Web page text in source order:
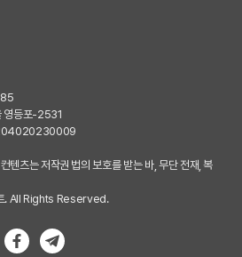
영등포-2531
츠는 저작권 법의 보호를 받는 바, 무단 전재, 복
All Rights Reserved.